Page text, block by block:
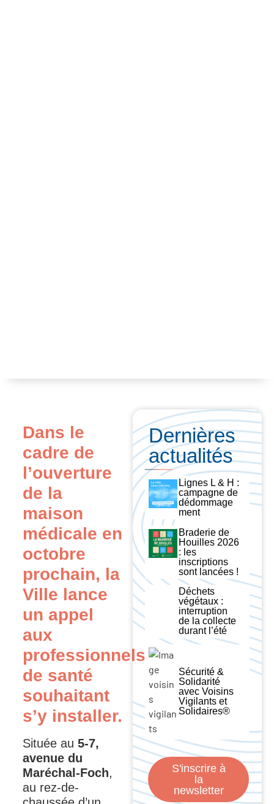
Dans le
cadre de
l’ouverture
de la
maison
médicale en
octobre
prochain, la
Ville lance
un appel
aux
professionnels
de santé
souhaitant
s’y installer.
Située au 5-7,
avenue du
Maréchal-Foch,
au rez-de-
Dernières
actualités
Lignes L & H :
campagne de
dédommage
ment
Braderie de
Houilles 2026
: les
inscriptions
sont lancées !
Déchets
végétaux :
interruption
de la collecte
durant l’été
Sécurité &
Solidarité
avec Voisins
Vigilants et
Solidaires®
S'inscrire à
la
newsletter